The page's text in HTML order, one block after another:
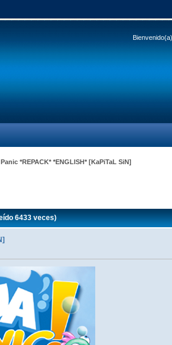
Bienvenido(a),
*REPACK* *ENGLISH* [KaPiTaL SiN]
6433 veces)